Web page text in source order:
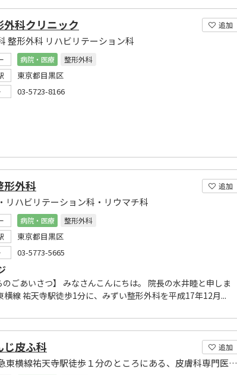
追加
外科クリニック
整形外科 リハビリテーション科
病院・医療
整形外科
東京都目黒区
03-5723-8166
追加
形外科
リハビリテーション科・リウマチ科
病院・医療
整形外科
東京都目黒区
03-5773-5665
のごあいさつ】 みなさんこんにちは。 院長の水井睦と申しま
横線 祐天寺駅徒歩1分に、みずい整形外科を平成17年12月...
追加
じ皮ふ科
目黒区東急東横線祐天寺駅徒歩１分のところにある、皮膚科専門医（女性医師）のクリニックです